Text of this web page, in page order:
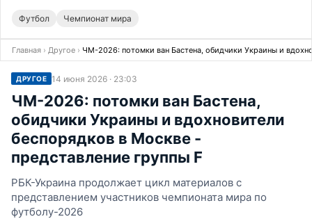
Футбол Чемпионат мира
Главная › Другое › ЧМ-2026: потомки ван Бастена, обидчики Украины и
ДРУГОЕ 14 июня 2026 · 23:03
ЧМ-2026: потомки ван Бастена,
обидчики Украины и вдохновители
беспорядков в Москве -
представление группы F
РБК-Украина продолжает цикл материалов с
представлением участников чемпионата мира по
футболу-2026